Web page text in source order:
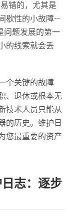
错的，尤其是
歇性的小故障--
问题发展的第一
的线索就会丢
个关键的故障
、退休或根本无
技术人员只能从
的历史。维护日
您最重要的资产
志：逐步